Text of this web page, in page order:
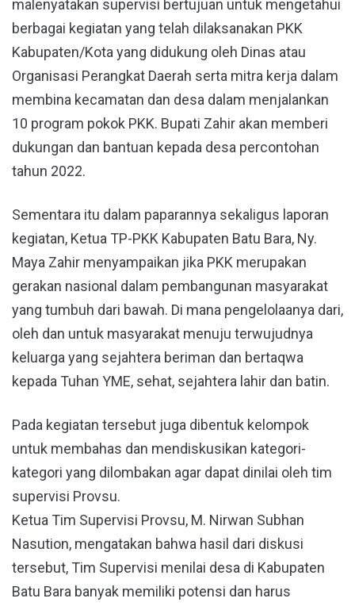
malenyatakan supervisi bertujuan untuk mengetahui
berbagai kegiatan yang telah dilaksanakan PKK
Kabupaten/Kota yang didukung oleh Dinas atau
Organisasi Perangkat Daerah serta mitra kerja dalam
membina kecamatan dan desa dalam menjalankan
10 program pokok PKK. Bupati Zahir akan memberi
dukungan dan bantuan kepada desa percontohan
tahun 2022.
Sementara itu dalam paparannya sekaligus laporan
kegiatan, Ketua TP-PKK Kabupaten Batu Bara, Ny.
Maya Zahir menyampaikan jika PKK merupakan
gerakan nasional dalam pembangunan masyarakat
yang tumbuh dari bawah. Di mana pengelolaanya dari,
oleh dan untuk masyarakat menuju terwujudnya
keluarga yang sejahtera beriman dan bertaqwa
kepada Tuhan YME, sehat, sejahtera lahir dan batin.
Pada kegiatan tersebut juga dibentuk kelompok
untuk membahas dan mendiskusikan kategori-
kategori yang dilombakan agar dapat dinilai oleh tim
supervisi Provsu.
Ketua Tim Supervisi Provsu, M. Nirwan Subhan
Nasution, mengatakan bahwa hasil dari diskusi
tersebut, Tim Supervisi menilai desa di Kabupaten
Batu Bara banyak memiliki potensi dan harus